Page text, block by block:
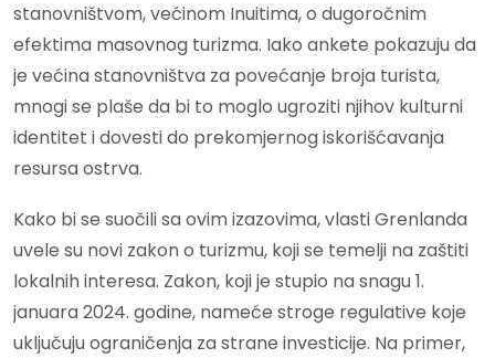
stanovništvom, većinom Inuitima, o dugoročnim
efektima masovnog turizma. Iako ankete pokazuju da
je većina stanovništva za povećanje broja turista,
mnogi se plaše da bi to moglo ugroziti njihov kulturni
identitet i dovesti do prekomjernog iskorišćavanja
resursa ostrva.
Kako bi se suočili sa ovim izazovima, vlasti Grenlanda
uvele su novi zakon o turizmu, koji se temelji na zaštiti
lokalnih interesa. Zakon, koji je stupio na snagu 1.
januara 2024. godine, nameće stroge regulative koje
uključuju ograničenja za strane investicije. Na primer,